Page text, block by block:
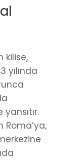
kilise,
yılında
Roma’ya,